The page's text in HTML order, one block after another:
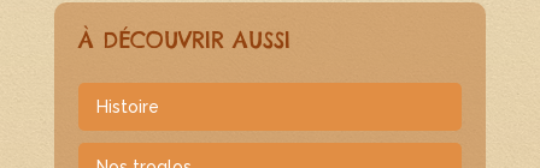
À DÉCOUVRIR AUSSI
Histoire